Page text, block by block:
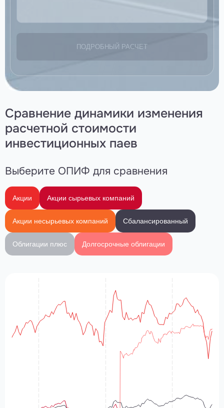
ПОДРОБНЫЙ РАСЧЕТ
Сравнение динамики изменения
расчетной стоимости
инвестиционных паев
Выберите ОПИФ для сравнения
Акции Акции сырьевых компаний
Акции несырьевых компаний Сбалансированный
Облигации плюс Долгосрочные облигации